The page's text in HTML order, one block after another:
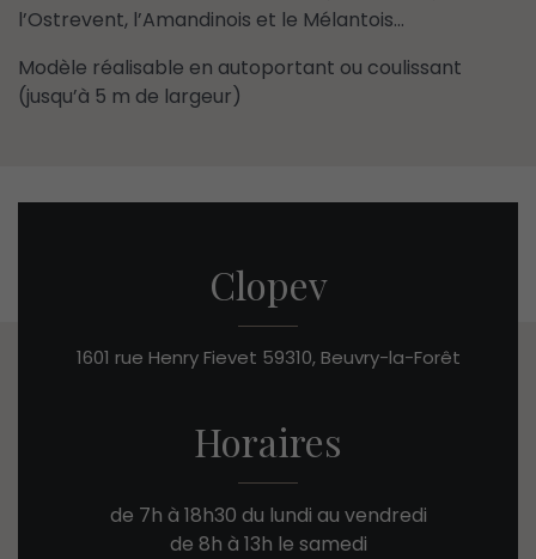
l’Ostrevent, l’Amandinois et le Mélantois…
Modèle réalisable en autoportant ou coulissant
(jusqu’à 5 m de largeur)
Clopev
1601 rue Henry Fievet 59310, Beuvry-la-Forêt
Horaires
de 7h à 18h30 du lundi au vendredi
de 8h à 13h le samedi